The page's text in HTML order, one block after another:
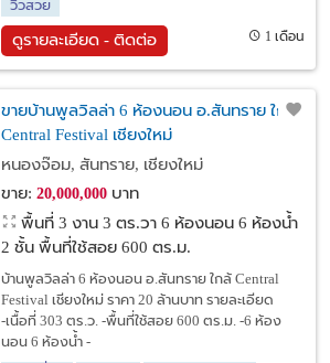
วิวสวย
ดูรายละเอียด - ติดต่อ 1 เดือน
ขายบ้านพูลวิลล่า 6 ห้องนอน อ.สันทราย ใกล้
Central Festival เชียงใหม่
หนองจ๊อม, สันทราย, เชียงใหม่
ขาย: 20,000,000บาท
พื้นที่ 3 งาน 3 ตร.วา 6 ห้องนอน 6 ห้องน้ำ
2 ชั้น พื้นที่ใช้สอย 600 ตร.ม.
บ้านพูลวิลล่า 6 ห้องนอน อ.สันทราย ใกล้ Central
Festival เชียงใหม่ ราคา 20 ล้านบาท รายละเอียด
-เนื้อที่ 303 ตร.ว. -พื้นที่ใช้สอย 600 ตร.ม. -6 ห้อง
นอน 6 ห้องน้ำ -